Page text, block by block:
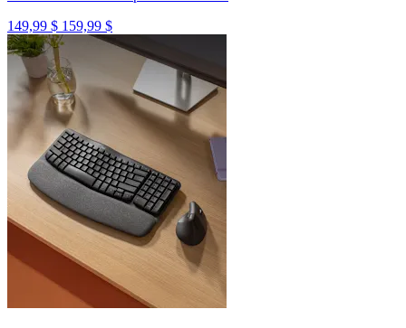
149,99 $ 159,99 $